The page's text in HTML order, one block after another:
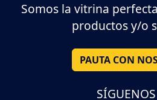
Somos la vitrina
productos y/o
PAUTA CON